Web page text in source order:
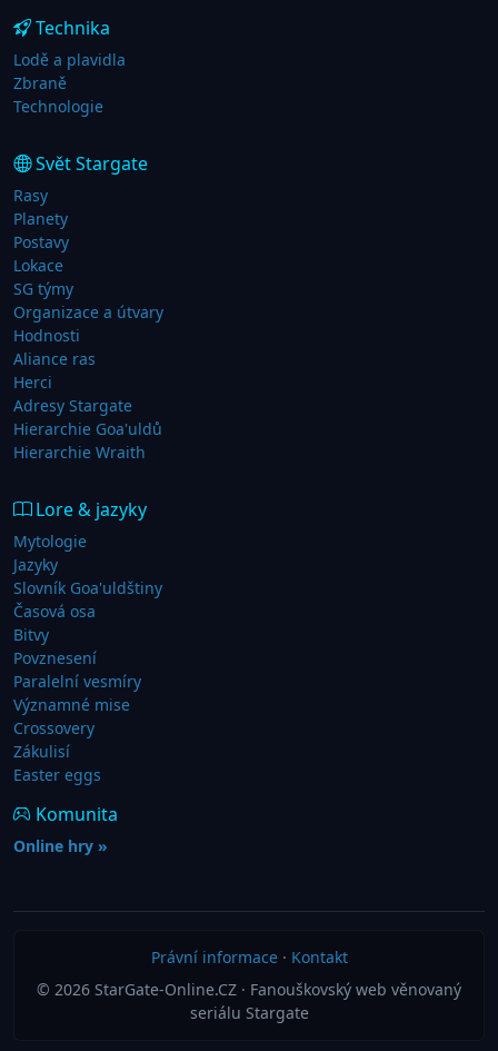
Technika
Lodě a plavidla
Zbraně
Technologie
Svět Stargate
Rasy
Planety
Postavy
Lokace
SG týmy
Organizace a útvary
Hodnosti
Aliance ras
Herci
Adresy Stargate
Hierarchie Goa'uldů
Hierarchie Wraith
Lore & jazyky
Mytologie
Jazyky
Slovník Goa'uldštiny
Časová osa
Bitvy
Povznesení
Paralelní vesmíry
Významné mise
Crossovery
Zákulisí
Easter eggs
Komunita
Online hry »
Právní informace· Kontakt
© 2026 StarGate-Online.CZ · Fanouškovský web věnovaný
seriálu Stargate